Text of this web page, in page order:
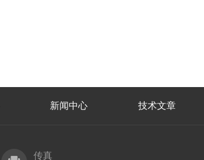
新闻中心 技术文章
传真